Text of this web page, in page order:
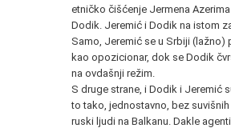
etničko čišćenje Jermena
Dodik. Jeremić i Dodik na istom
Samo, Jeremić se u Srbiji (lažno)
kao opozicionar, dok se Dodik
na ovdašnji režim.
S druge strane, i Dodik i Jeremić
to tako, jednostavno, bez
ruski ljudi na Balkanu. Dakle